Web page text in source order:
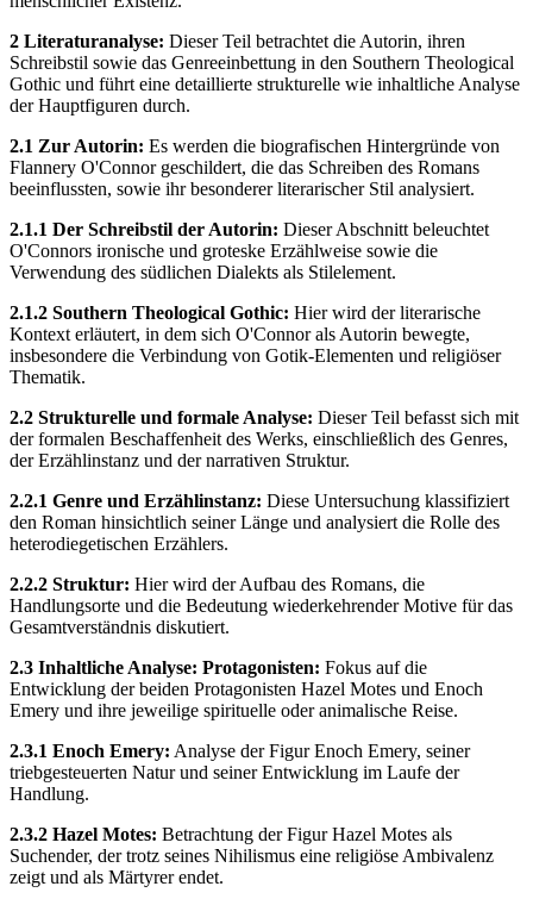
2 Literaturanalyse: Dieser Teil betrachtet die Autorin, ihren
Schreibstil sowie das Genreeinbettung in den Southern Theological
Gothic und führt eine detaillierte strukturelle wie inhaltliche Analyse
der Hauptfiguren durch.
2.1 Zur Autorin: Es werden die biografischen Hintergründe von
Flannery O'Connor geschildert, die das Schreiben des Romans
beeinflussten, sowie ihr besonderer literarischer Stil analysiert.
2.1.1 Der Schreibstil der Autorin: Dieser Abschnitt beleuchtet
O'Connors ironische und groteske Erzählweise sowie die
Verwendung des südlichen Dialekts als Stilelement.
2.1.2 Southern Theological Gothic: Hier wird der literarische
Kontext erläutert, in dem sich O'Connor als Autorin bewegte,
insbesondere die Verbindung von Gotik-Elementen und religiöser
Thematik.
2.2 Strukturelle und formale Analyse: Dieser Teil befasst sich mit
der formalen Beschaffenheit des Werks, einschließlich des Genres,
der Erzählinstanz und der narrativen Struktur.
2.2.1 Genre und Erzählinstanz: Diese Untersuchung klassifiziert
den Roman hinsichtlich seiner Länge und analysiert die Rolle des
heterodiegetischen Erzählers.
2.2.2 Struktur: Hier wird der Aufbau des Romans, die
Handlungsorte und die Bedeutung wiederkehrender Motive für das
Gesamtverständnis diskutiert.
2.3 Inhaltliche Analyse: Protagonisten: Fokus auf die
Entwicklung der beiden Protagonisten Hazel Motes und Enoch
Emery und ihre jeweilige spirituelle oder animalische Reise.
2.3.1 Enoch Emery: Analyse der Figur Enoch Emery, seiner
triebgesteuerten Natur und seiner Entwicklung im Laufe der
Handlung.
2.3.2 Hazel Motes: Betrachtung der Figur Hazel Motes als
Suchender, der trotz seines Nihilismus eine religiöse Ambivalenz
zeigt und als Märtyrer endet.